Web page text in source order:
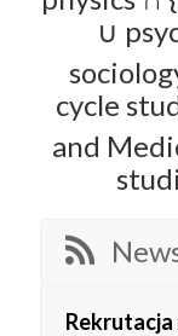
∪
cycle
and